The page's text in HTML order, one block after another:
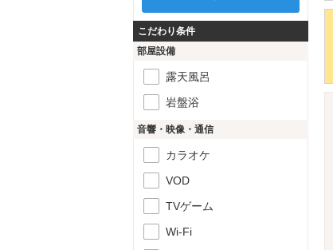
こだわり条件
部屋設備
露天風呂
岩盤浴
音響・映像・通信
カラオケ
VOD
TVゲーム
Wi-Fi